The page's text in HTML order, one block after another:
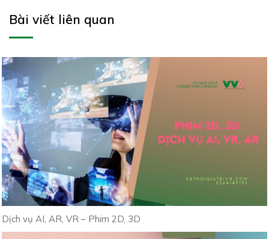
Bài viết liên quan
Dịch vụ AI, AR, VR – Phim 2D, 3D